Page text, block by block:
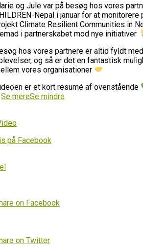
og Jule var på besøg hos vores
Nepal i januar for at
Climate Resilient Communities in
i partnerskabet mod nye initiativer
hos vores partnere er altid fyldt
og så er det en fantastisk
vores organisationer
er et kort resumé af ovenstående
Se mereSe mindre
på Facebook
on Facebook
on Twitter